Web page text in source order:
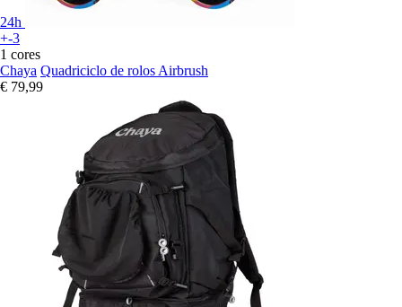
24h
+-3
1 cores
Chaya Quadriciclo de rolos Airbrush
€ 79,99